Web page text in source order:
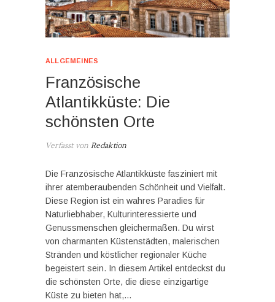
ALLGEMEINES
Französische
Atlantikküste: Die
schönsten Orte
Verfasst von Redaktion
Die Französische Atlantikküste fasziniert mit
ihrer atemberaubenden Schönheit und Vielfalt.
Diese Region ist ein wahres Paradies für
Naturliebhaber, Kulturinteressierte und
Genussmenschen gleichermaßen. Du wirst
von charmanten Küstenstädten, malerischen
Stränden und köstlicher regionaler Küche
begeistert sein. In diesem Artikel entdeckst du
die schönsten Orte, die diese einzigartige
Küste zu bieten hat,…